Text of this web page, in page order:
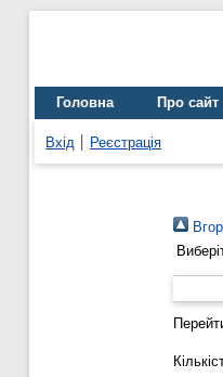
Головна Про сайт
Вхід Реєстрація